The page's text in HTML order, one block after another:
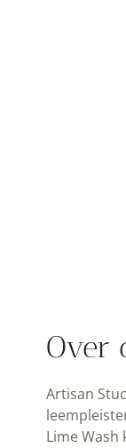
Over
Artisan
Lime